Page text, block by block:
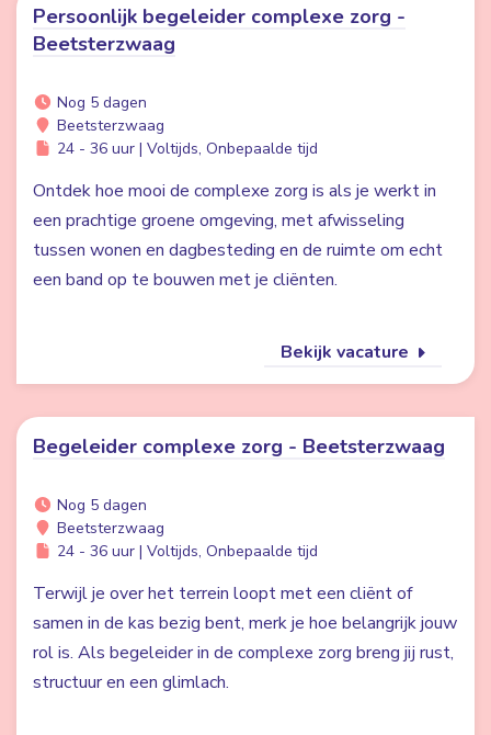
Persoonlijk begeleider complexe zorg -
Beetsterzwaag
Nog 5 dagen
Beetsterzwaag
24 - 36 uur | Voltijds, Onbepaalde tijd
Ontdek hoe mooi de complexe zorg is als je werkt in
een prachtige groene omgeving, met afwisseling
tussen wonen en dagbesteding en de ruimte om echt
een band op te bouwen met je cliënten.
Bekijk vacature
Begeleider complexe zorg - Beetsterzwaag
Nog 5 dagen
Beetsterzwaag
24 - 36 uur | Voltijds, Onbepaalde tijd
Terwijl je over het terrein loopt met een cliënt of
samen in de kas bezig bent, merk je hoe belangrijk jouw
rol is. Als begeleider in de complexe zorg breng jij rust,
structuur en een glimlach.